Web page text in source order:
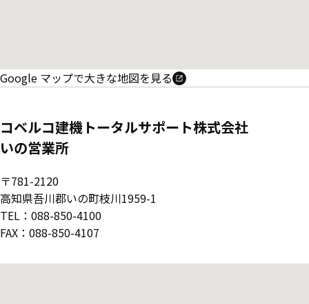
Google マップで大きな地図を見る
コベルコ建機トータルサポート株式会社
いの営業所
〒781-2120
高知県吾川郡いの町枝川1959-1
TEL：088-850-4100
FAX：088-850-4107